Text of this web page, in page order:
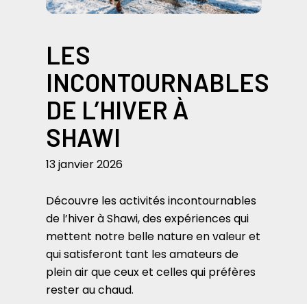
LES
INCONTOURNABLES
DE L’HIVER À
SHAWI
13 janvier 2026
Découvre les activités incontournables
de l’hiver à Shawi, des expériences qui
mettent notre belle nature en valeur et
qui satisferont tant les amateurs de
plein air que ceux et celles qui préfères
rester au chaud.